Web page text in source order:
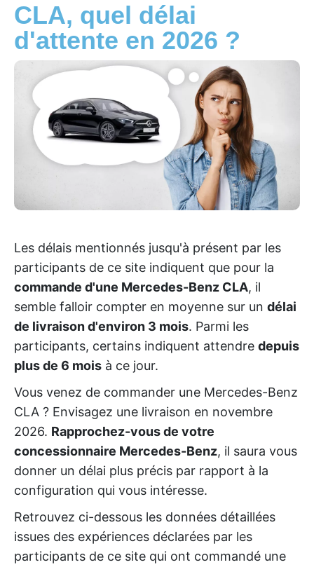
CLA, quel délai
d'attente en 2026 ?
Les délais mentionnés jusqu'à présent par les
participants de ce site indiquent que pour la
commande d'une Mercedes-Benz CLA, il
semble falloir compter en moyenne sur un délai
de livraison d'environ 3 mois. Parmi les
participants, certains indiquent attendre depuis
plus de 6 mois à ce jour.
Vous venez de commander une Mercedes-Benz
CLA ? Envisagez une livraison en novembre
2026. Rapprochez-vous de votre
concessionnaire Mercedes-Benz, il saura vous
donner un délai plus précis par rapport à la
configuration qui vous intéresse.
Retrouvez ci-dessous les données détaillées
issues des expériences déclarées par les
participants de ce site qui ont commandé une